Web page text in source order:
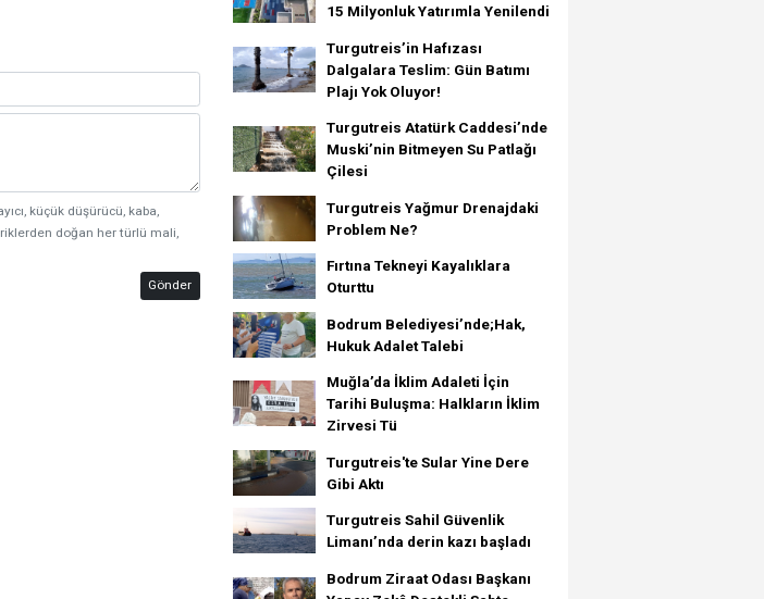
küçük düşürücü, kaba,
doğan her türlü mali,
Gönder
15 Milyonluk Yatırımla Yenilendi
Turgutreis’in Hafızası
Dalgalara Teslim: Gün Batımı
Plajı Yok Oluyor!
Turgutreis Atatürk Caddesi’nde
Muski’nin Bitmeyen Su Patlağı
Çilesi
Turgutreis Yağmur Drenajdaki
Problem Ne?
Fırtına Tekneyi Kayalıklara
Oturttu
Bodrum Belediyesi’nde;Hak,
Hukuk Adalet Talebi
Muğla’da İklim Adaleti İçin
Tarihi Buluşma: Halkların İklim
Zirvesi Tü
Turgutreis'te Sular Yine Dere
Gibi Aktı
Turgutreis Sahil Güvenlik
Limanı’nda derin kazı başladı
Bodrum Ziraat Odası Başkanı